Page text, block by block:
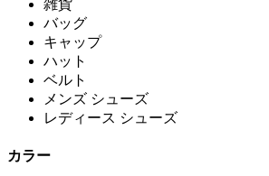
雑貨
バッグ
キャップ
ハット
ベルト
メンズ シューズ
レディース シューズ
カラー